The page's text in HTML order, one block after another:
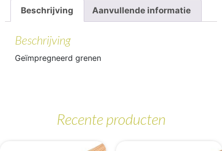
Beschrijving Aanvullende informatie
Beschrijving
Geïmpregneerd grenen
Recente producten